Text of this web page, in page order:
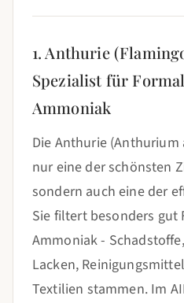
1. Anthurie
Spezialist für
Ammoniak
Die Anthurie
nur eine der schönsten
sondern auch eine der
Sie filtert besonders gut
Ammoniak -
Lacken,
Textilien stammen. Im